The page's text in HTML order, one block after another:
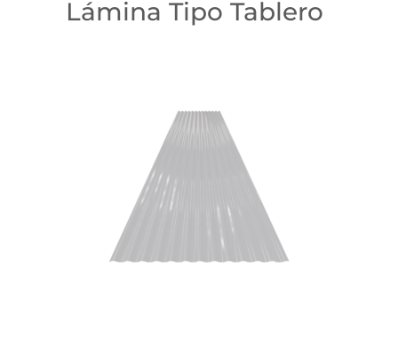
Lámina Tipo Tablero